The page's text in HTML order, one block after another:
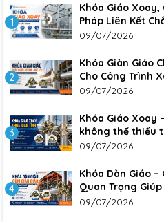
1
Khóa Giáo Xoay,
Pháp Liên Kết
09/07/2026
2
Khóa Giàn Giáo
Cho Công Trình
09/07/2026
3
Khóa Giáo Xoay
không thể thiếu
Đảm bảo sự an
09/07/2026
4
Khóa Dàn Giáo –
Quan Trọng
Công Xây Dựng
09/07/2026